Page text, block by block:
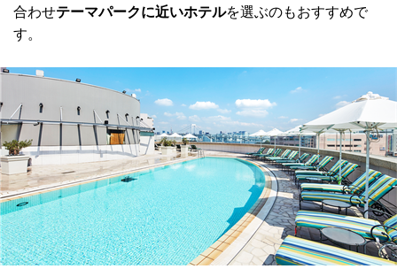
合わせテーマパークに近いホテルを選ぶのもおすすめで
す。